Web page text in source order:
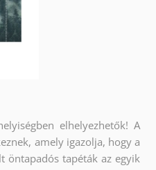
elhelyezhetők! A
amely igazolja, hogy a
öntapadós tapéták az egyik